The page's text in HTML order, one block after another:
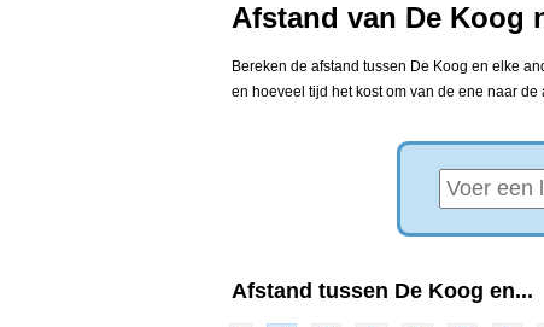
Afstand van De Koog
Bereken de afstand tussen De Koog en elke
en hoeveel tijd het kost om van de ene naar de
Afstand tussen De Koog en...